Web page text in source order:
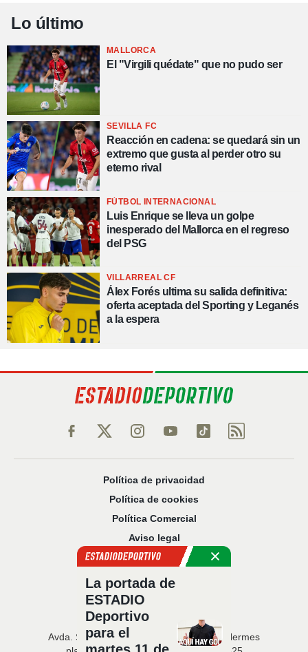
Lo último
MALLORCA
El "Virgili quédate" que no pudo ser
SEVILLA FC
Reacción en cadena: se quedará sin un
extremo que gusta al perder otro su
eterno rival
FÚTBOL INTERNACIONAL
Luis Enrique se lleva un golpe
inesperado del Mallorca en el regreso
del PSG
VILLARREAL CF
Álex Forés ultima su salida definitiva:
oferta aceptada del Sporting y Leganés
a la espera
Política de privacidad
Política de cookies
Política Comercial
Aviso legal
Configuración de privacidad
Sobre nosotros
Código Ético
Avda. San Francisco Javier, 22 · Edificio Hermes
La portada de
ESTADIO
Deportivo
para el